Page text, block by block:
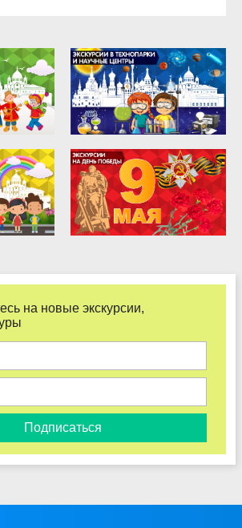
на новые экскурсии,
Подписаться